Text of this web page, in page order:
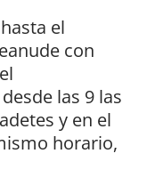
el
con
las 9 las
y en el
horario,